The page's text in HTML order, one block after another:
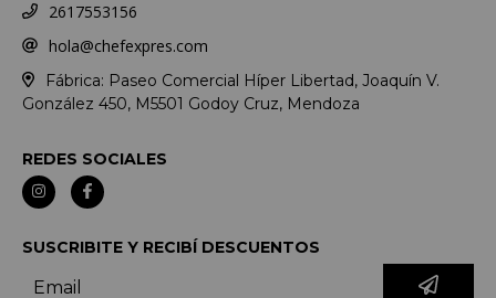
2617553156
hola@chefexpres.com
Fábrica: Paseo Comercial Híper Libertad, Joaquín V.
González 450, M5501 Godoy Cruz, Mendoza
REDES SOCIALES
SUSCRIBITE Y RECIBÍ DESCUENTOS